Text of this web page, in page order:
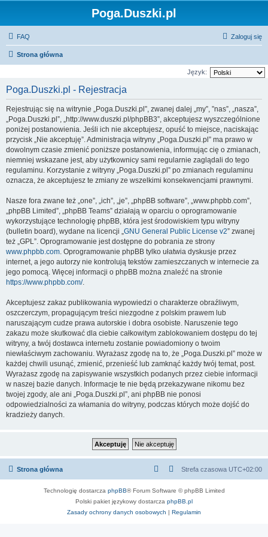
Poga.Duszki.pl
FAQ Zaloguj się
Strona główna
Język:
Poga.Duszki.pl - Rejestracja
Rejestrując się na witrynie „Poga.Duszki.pl”, zwanej dalej „my”, ”nas”, „nasza”,
„Poga.Duszki.pl”, „http://www.duszki.pl/phpBB3”, akceptujesz wyszczególnione
poniżej postanowienia. Jeśli ich nie akceptujesz, opuść to miejsce, naciskając
przycisk „Nie akceptuję”. Administracja witryny „Poga.Duszki.pl” ma prawo w
dowolnym czasie zmienić poniższe postanowienia, informując cię o zmianach,
niemniej wskazane jest, aby użytkownicy sami regularnie zaglądali do tego
regulaminu. Korzystanie z witryny „Poga.Duszki.pl” po zmianach regulaminu
oznacza, że akceptujesz te zmiany ze wszelkimi konsekwencjami prawnymi.
Nasze fora zwane też „one”, „ich”, „je”, „phpBB software”, „www.phpbb.com”,
„phpBB Limited”, „phpBB Teams” działają w oparciu o oprogramowanie
wykorzystujące technologię phpBB, która jest środowiskiem typu witryny
(bulletin board), wydane na licencji „GNU General Public License v2” zwanej
też „GPL”. Oprogramowanie jest dostępne do pobrania ze strony
www.phpbb.com. Oprogramowanie phpBB tylko ułatwia dyskusje przez
internet, a jego autorzy nie kontrolują tekstów zamieszczanych w internecie za
jego pomocą. Więcej informacji o phpBB można znaleźć na stronie
https://www.phpbb.com/.
Akceptujesz zakaz publikowania wypowiedzi o charakterze obraźliwym,
oszczerczym, propagującym treści niezgodne z polskim prawem lub
naruszającym cudze prawa autorskie i dobra osobiste. Naruszenie tego
zakazu może skutkować dla ciebie całkowitym zablokowaniem dostępu do tej
witryny, a twój dostawca internetu zostanie powiadomiony o twoim
niewłaściwym zachowaniu. Wyrażasz zgodę na to, że „Poga.Duszki.pl” może w
każdej chwili usunąć, zmienić, przenieść lub zamknąć każdy twój temat, post.
Wyrażasz zgodę na zapisywanie wszystkich podanych przez ciebie informacji
w naszej bazie danych. Informacje te nie będą przekazywane nikomu bez
twojej zgody, ale ani „Poga.Duszki.pl”, ani phpBB nie ponosi
odpowiedzialności za włamania do witryny, podczas których może dojść do
kradzieży danych.
Strona główna Strefa czasowa UTC+02:00
Technologię dostarcza phpBB® Forum Software © phpBB Limited
Polski pakiet językowy dostarcza phpBB.pl
Zasady ochrony danych osobowych | Regulamin